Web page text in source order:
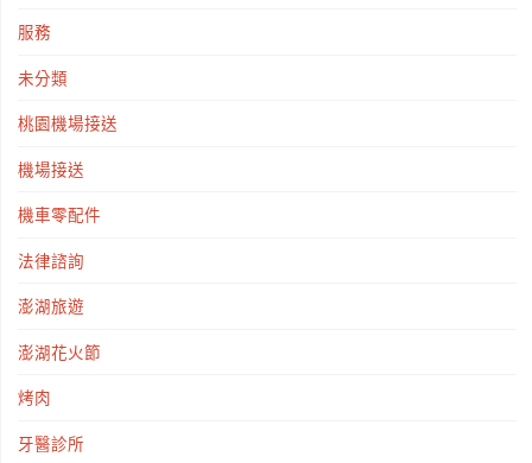
服務
未分類
桃園機場接送
機場接送
機車零配件
法律諮詢
澎湖旅遊
澎湖花火節
烤肉
牙醫診所